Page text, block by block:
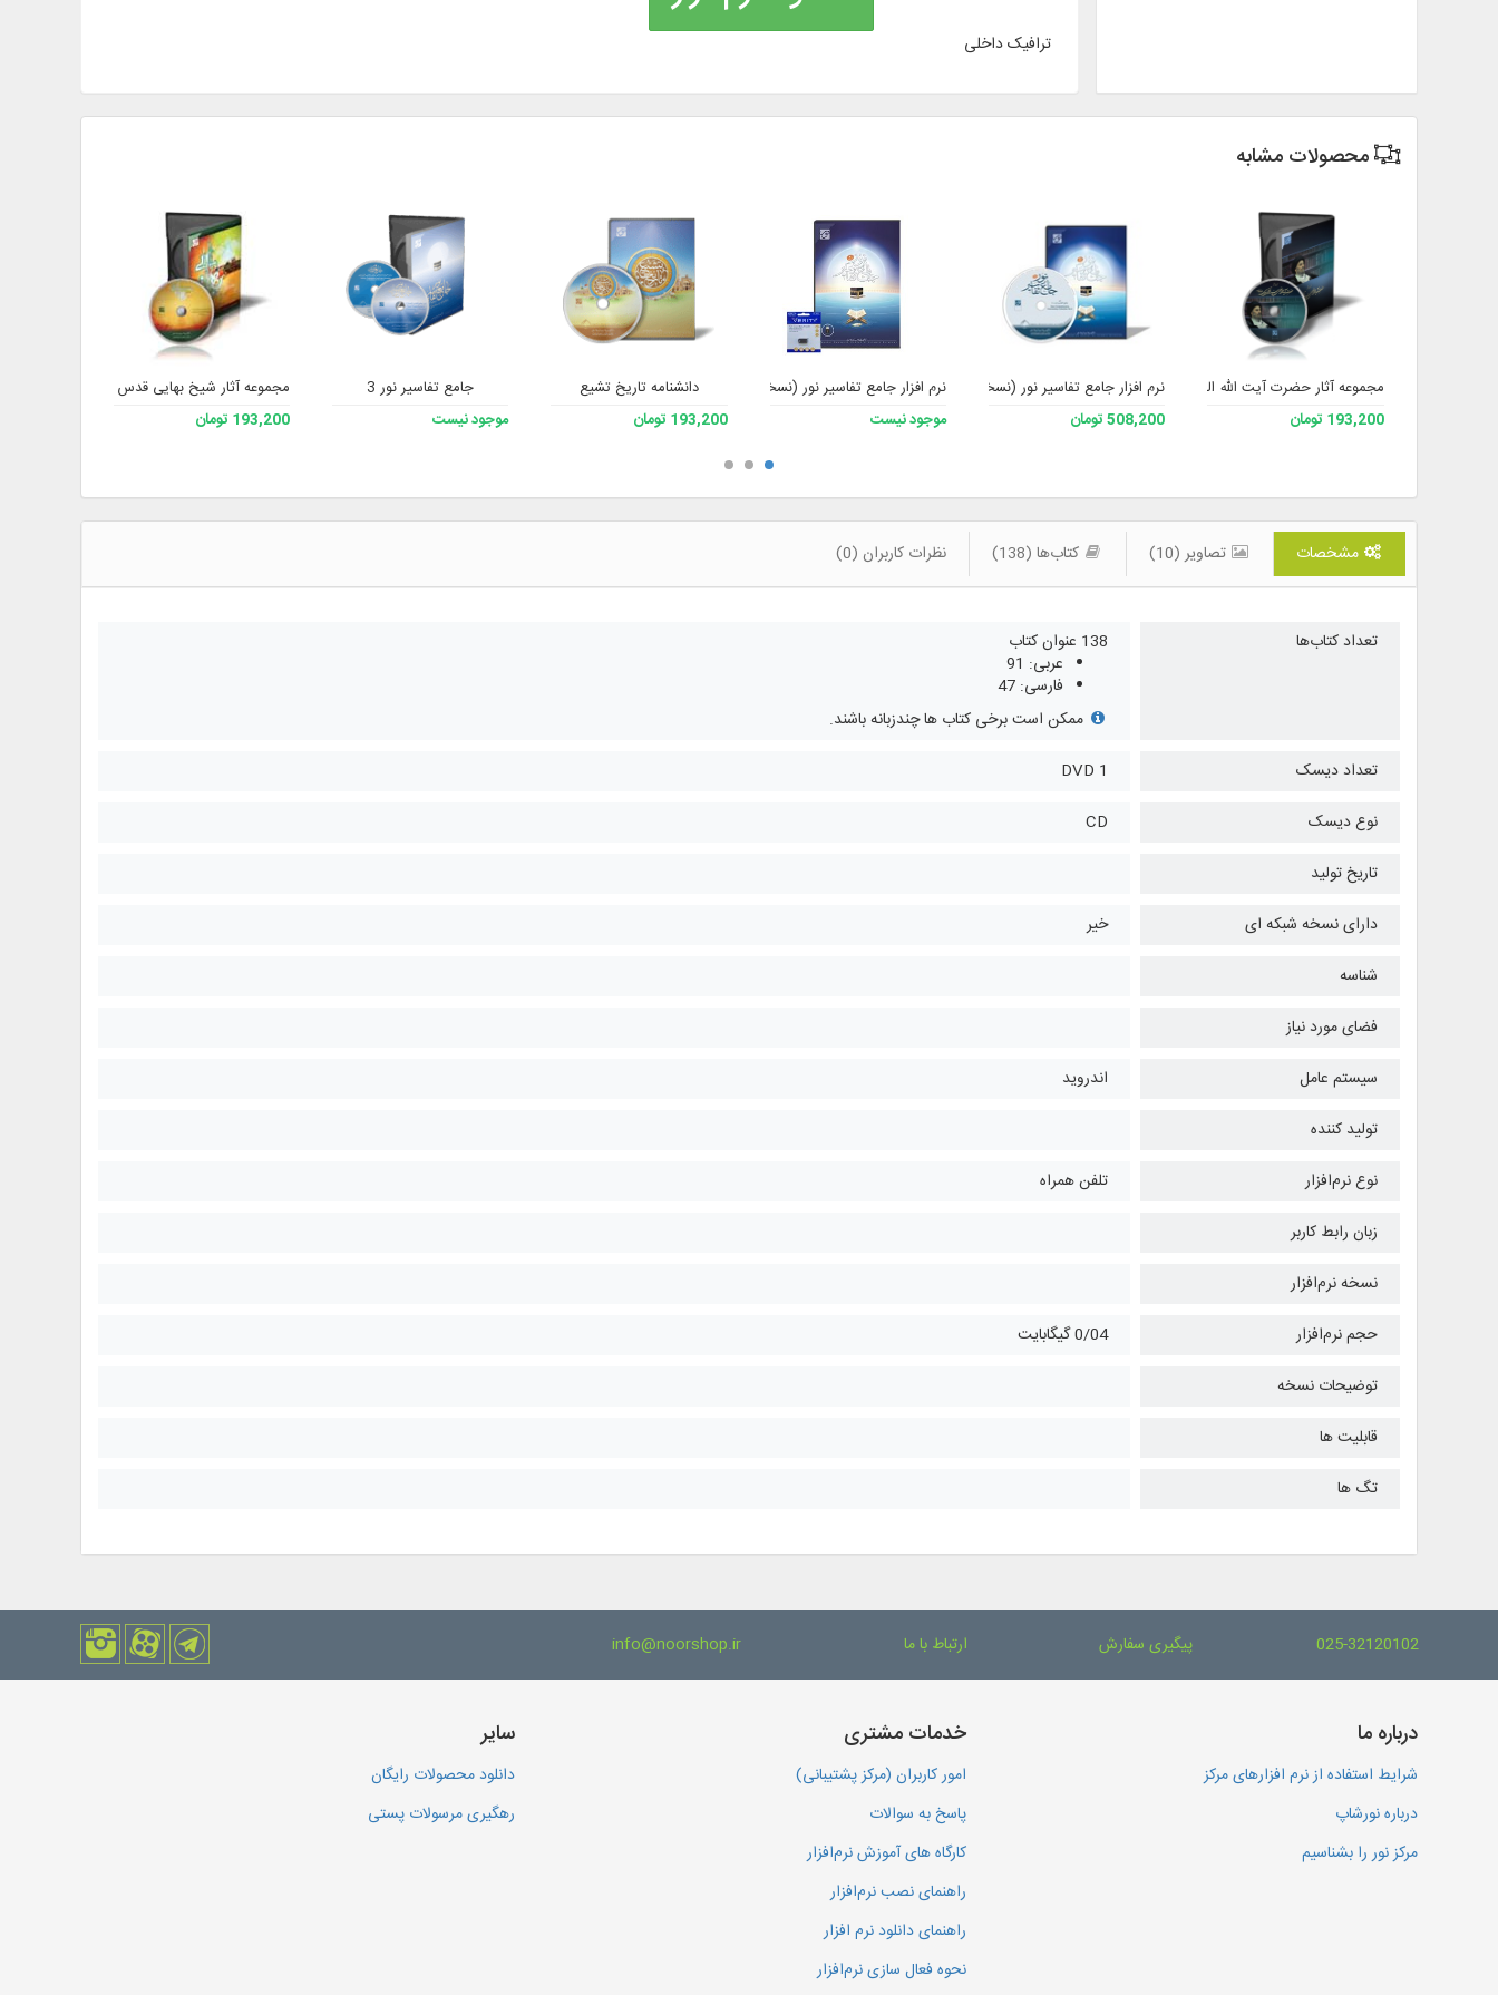
ترافیک داخلی
محصولات مشابه
مجموعه آثار حضرت آیت الله العظمی سید محمد تقی مدرسی دام ظله
193,200 تومان
نرم افزار جامع تفاسیر نور (نسخه 4)
508,200 تومان
نرم افزار جامع تفاسیر نور (نسخه 4) به همراه فلش
موجود نیست
دانشنامه تاریخ تشیع
193,200 تومان
جامع تفاسیر نور 3
موجود نیست
مجموعه آثار شیخ بهایی قدس سره 2
193,200 تومان
مشخصات تصاویر (10) کتاب‌ها (138) نظرات کاربران (0)
تعداد کتاب‌ها
138 عنوان کتاب
عربی: 91
فارسی: 47
ممکن است برخی کتاب ها چندزبانه باشند.
تعداد دیسک
1 DVD
نوع دیسک
CD
تاریخ تولید
دارای نسخه شبکه ای
خیر
شناسه
فضای مورد نیاز
سیستم عامل
اندروید
تولید کننده
نوع نرم‌افزار
تلفن همراه
زبان رابط کاربر
نسخه نرم‌افزار
حجم نرم‌افزار
0/04 گیگابایت
توضیحات نسخه
قابلیت ها
تگ ها
025-32120102 پیگیری سفارش ارتباط با ما info@noorshop.ir
درباره ما
شرایط استفاده از نرم افزارهای مرکز
درباره نورشاپ
مرکز نور را بشناسیم
خدمات مشتری
امور کاربران (مرکز پشتیبانی)
پاسخ به سوالات
کارگاه های آموزش نرم‌افزار
راهنمای نصب نرم‌افزار
راهنمای دانلود نرم افزار
نحوه فعال سازی نرم‌افزار
سایر
دانلود محصولات رایگان
رهگیری مرسولات پستی